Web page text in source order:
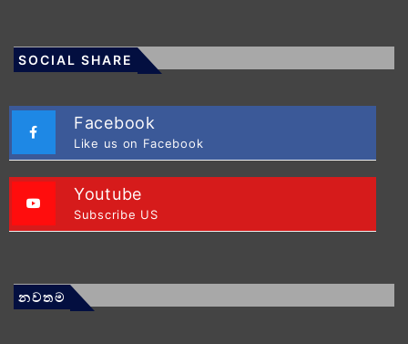
SOCIAL SHARE
Facebook
Like us on Facebook
Youtube
Subscribe US
නවතම